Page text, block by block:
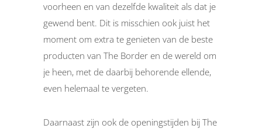
voorheen en van dezelfde kwaliteit als dat je
gewend bent. Dit is misschien ook juist het
moment om extra te genieten van de beste
producten van The Border en de wereld om
je heen, met de daarbij behorende ellende,
even helemaal te vergeten.
Daarnaast zijn ook de openingstijden bij The